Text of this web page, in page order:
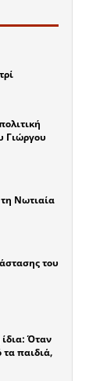
Γιώργου
Νωτιαία
του
Όταν
τα παιδιά,